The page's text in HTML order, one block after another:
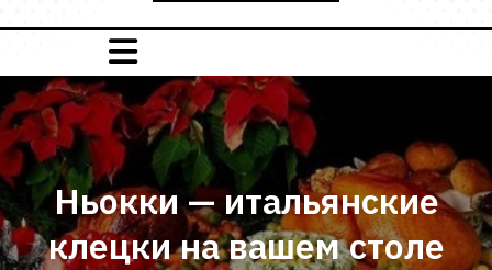
Ньокки — итальянские
клецки на вашем столе